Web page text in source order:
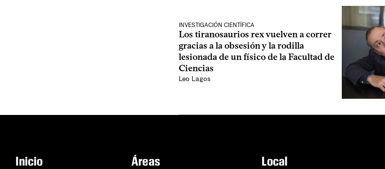
INVESTIGACIÓN CIENTÍFICA
Los tiranosaurios rex vuelven a correr
gracias a la obsesión y la rodilla
lesionada de un físico de la Facultad de
Ciencias
Leo Lagos
Inicio Áreas Local